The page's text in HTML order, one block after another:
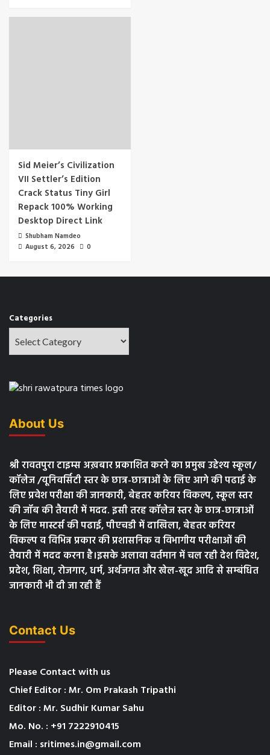
Sid Meier’s Civilization
VII Settler’s Edition
Crack Status Tiny Girl
Repack 100% Working
Desktop Direct Link
Shubham Namdeo
August 6, 2026
0
Categories
About Us
श्री रावतपुरा टाइम्स अख़बार प्रकाशित करने का प्रमुख उद्देश्य स्कूल/
कॉलेज /यूनिवर्सिटी स्तर के छात्र-छात्राओं के लिए आगे की पढाई के
लिए प्रवेश परीक्षा की जानकारी, बेहतर करियर विकल्प, स्कूल स्तर
की जॉब की तैयारी में मदद. इसी तरह कॉलेज स्तर के छात्र-छात्राओं
के लिए मास्टर्स की पढाई, पीएचडी में दाखिला, बेहतर करियर
विकल्प व विभिन्न प्रकार की प्रशासनिक व विभागीय परीक्षाओं की
तैयारी में मदद करना है।इसके अलावा वर्तमान में चल रही देश विदेश,
प्रदेश, शिक्षा, रोजगार, धर्म, अर्थजगत और खेल-खूद आदि से सम्बंधित
जानकारी भी दी जा रही हैं
Contact Us
Please Contact with us
Chief Editor : Mr. Om Prakash Tripathi
Editor : Mr. Sudhir Kumar Sahu
Mo. No. : +91 7222910415
Email : sritimes.in@gmail.com